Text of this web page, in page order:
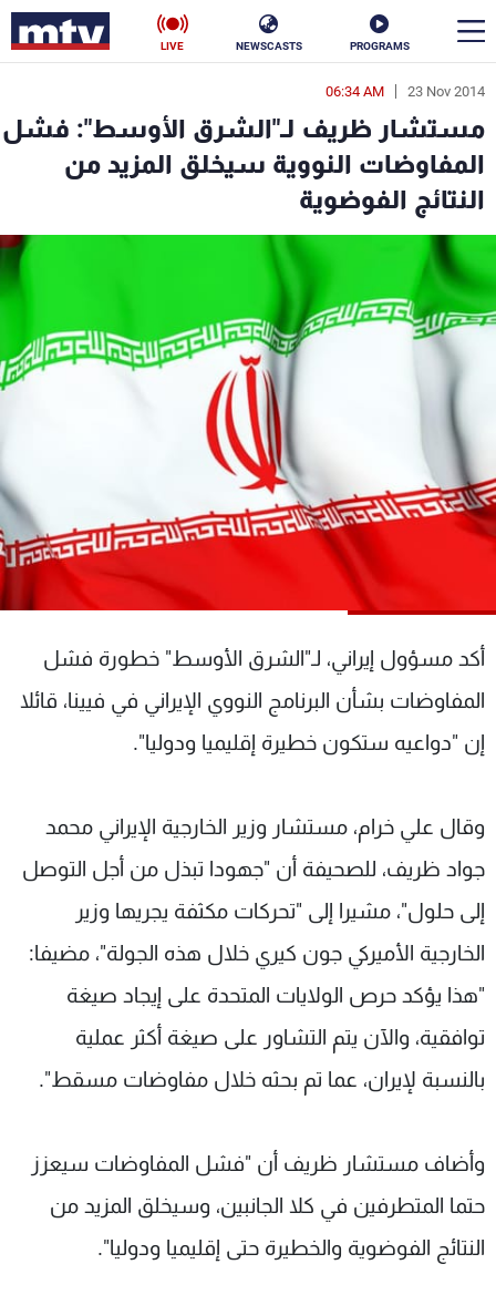
PROGRAMS
NEWSCASTS
LIVE
23 Nov 2014
06:34 AM
مستشار ظريف لـ"الشرق الأوسط": فشل
المفاوضات النووية سيخلق المزيد من
النتائج الفوضوية
أكد مسؤول إيراني، لـ"الشرق الأوسط" خطورة فشل
المفاوضات بشأن البرنامج النووي الإيراني في فيينا، قائلا
إن "دواعيه ستكون خطيرة إقليميا ودوليا".
وقال علي خرام، مستشار وزير الخارجية الإيراني محمد
جواد ظريف، للصحيفة أن "جهودا تبذل من أجل التوصل
إلى حلول"، مشيرا إلى "تحركات مكثفة يجريها وزير
الخارجية الأميركي جون كيري خلال هذه الجولة"، مضيفا:
"هذا يؤكد حرص الولايات المتحدة على إيجاد صيغة
توافقية، والآن يتم التشاور على صيغة أكثر عملية
بالنسبة لإيران، عما تم بحثه خلال مفاوضات مسقط".
وأضاف مستشار ظريف أن "فشل المفاوضات سيعزز
حتما المتطرفين في كلا الجانبين، وسيخلق المزيد من
النتائج الفوضوية والخطيرة حتى إقليميا ودوليا".
en
الأخبار
سياسة
إقتصاد
منوعات
كأس العالم
البرامج
جدول البرامج
شاهد البرامج
الإنـتـاج
لاعلاناتكم
تواصل معنا
شروط الإسـتخدام
سياسة الخصوصية